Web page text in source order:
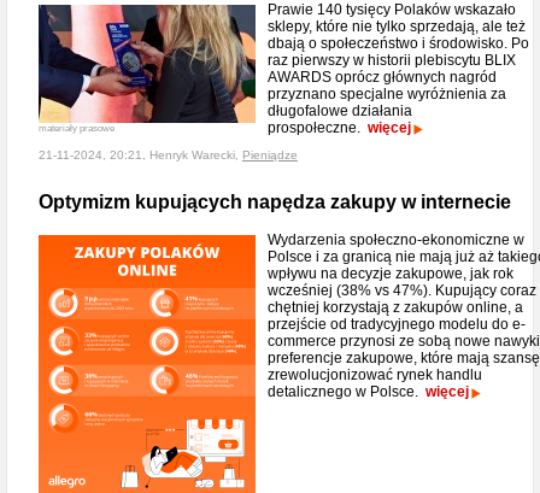
materiały prasowe
Prawie 140 tysięcy Polaków wskazało
sklepy, które nie tylko sprzedają, ale też
dbają o społeczeństwo i środowisko. Po
raz pierwszy w historii plebiscytu BLIX
AWARDS oprócz głównych nagród
przyznano specjalne wyróżnienia za
długofalowe działania
prospołeczne. więcej
21-11-2024, 20:21, Henryk Warecki, Pieniądze
Optymizm kupujących napędza zakupy w internecie
Wydarzenia społeczno-ekonomiczne w
Polsce i za granicą nie mają już aż
wpływu na decyzje zakupowe, jak rok
wcześniej (38% vs 47%). Kupujący coraz
chętniej korzystają z zakupów online, a
przejście od tradycyjnego modelu do e-
commerce przynosi ze sobą nowe
preferencje zakupowe, które mają szansę
zrewolucjonizować rynek handlu
detalicznego w Polsce. więcej